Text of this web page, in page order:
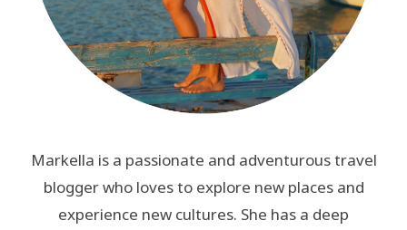
Markella is a passionate and adventurous travel
blogger who loves to explore new places and
experience new cultures. She has a deep